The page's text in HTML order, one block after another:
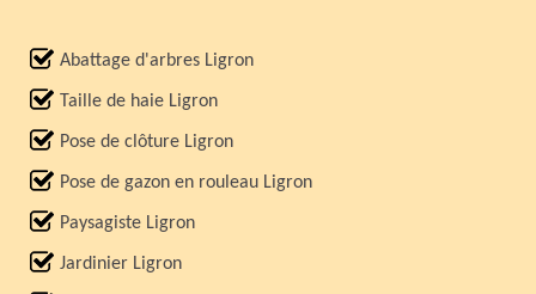
Abattage d'arbres Ligron
Taille de haie Ligron
Pose de clôture Ligron
Pose de gazon en rouleau Ligron
Paysagiste Ligron
Jardinier Ligron